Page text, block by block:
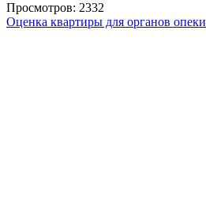
Просмотров: 2332
Оценка квартиры для органов опеки